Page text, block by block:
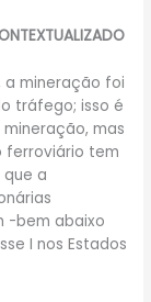
a mineração foi
tráfego; isso é
mas
ferroviário tem
que a
-bem abaixo
I nos Estados